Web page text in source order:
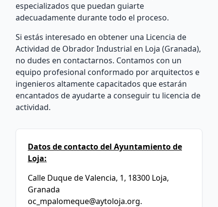
especializados que puedan guiarte
adecuadamente durante todo el proceso.
Si estás interesado en obtener una Licencia de
Actividad de Obrador Industrial en Loja (Granada),
no dudes en contactarnos. Contamos con un
equipo profesional conformado por arquitectos e
ingenieros altamente capacitados que estarán
encantados de ayudarte a conseguir tu licencia de
actividad.
Datos de contacto del Ayuntamiento de
Loja:
Calle Duque de Valencia, 1, 18300 Loja,
Granada
oc_mpalomeque@aytoloja.org.